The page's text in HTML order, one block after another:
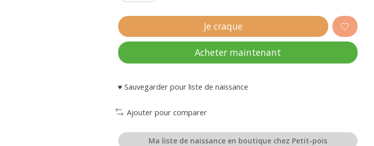
Je craque
Acheter maintenant
♥ Sauvegarder pour liste de naissance
Ajouter pour comparer
Ma liste de naissance en boutique chez Petit-pois